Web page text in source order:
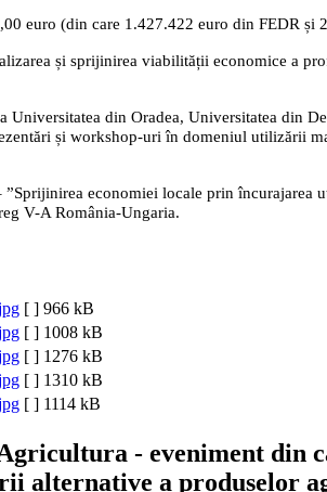
euro (din care 1.427.422 euro din FEDR și
și sprijinirea viabilității economice a
din Oradea, Universitatea din
și workshop-uri în domeniul utilizării
economiei locale prin încurajarea
V-A România-Ungaria.
[ ] 966 kB
[ ] 1008 kB
[ ] 1276 kB
[ ] 1310 kB
[ ] 1114 kB
- eveniment din
alternative a produselor